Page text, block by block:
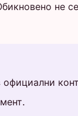
не